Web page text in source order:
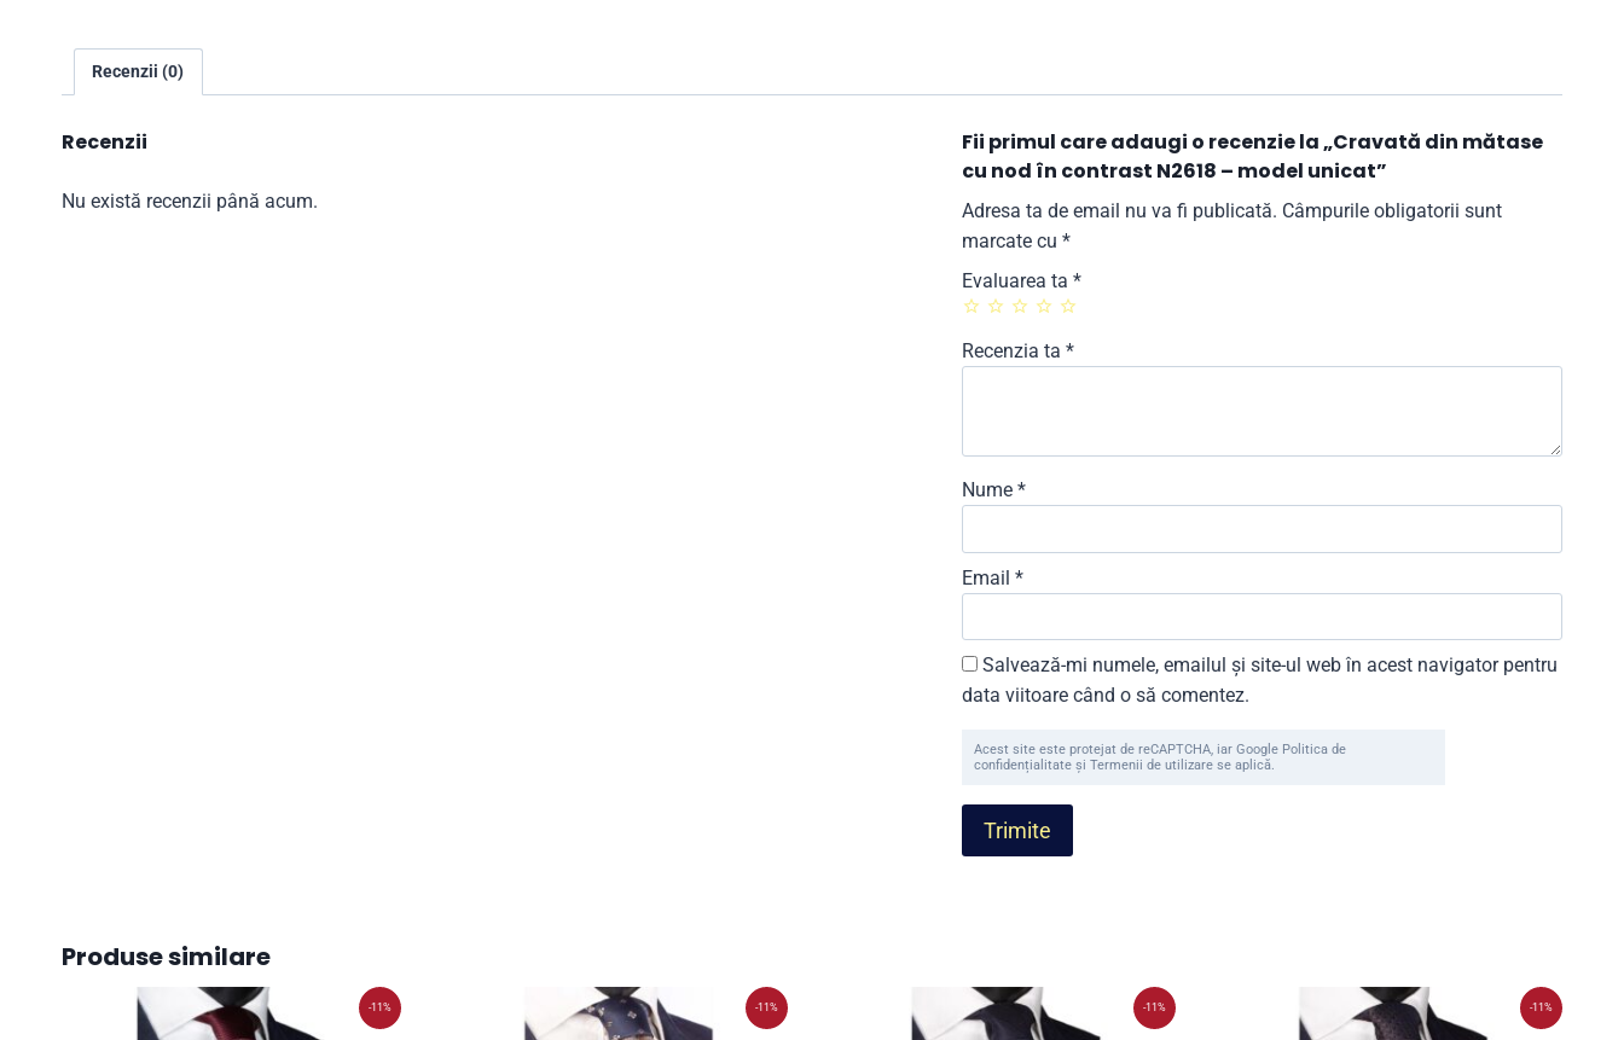
Recenzii (0)
Recenzii
Nu există recenzii până acum.
Fii primul care adaugi o recenzie la „Cravată din mătase
cu nod în contrast N2618 – model unicat”
Adresa ta de email nu va fi publicată. Câmpurile obligatorii sunt
marcate cu*
Evaluarea ta*
Recenzia ta*
Nume*
Email*
Salvează-mi numele, emailul și site-ul web în acest navigator pentru
data viitoare când o să comentez.
Acest site este protejat de reCAPTCHA, iar Google Politica de
confidențialitate și Termenii de utilizare se aplică.
Produse similare
-11% -11% -11% -11%